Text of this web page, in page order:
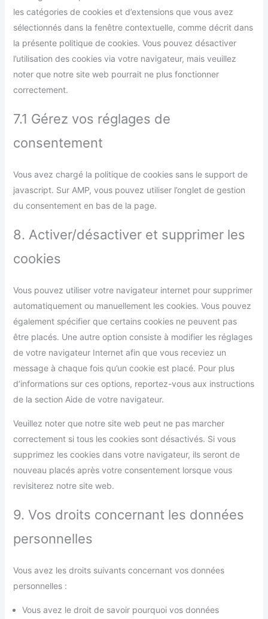
les catégories de cookies et d’extensions que vous avez
sélectionnés dans la fenêtre contextuelle, comme décrit dans
la présente politique de cookies. Vous pouvez désactiver
l’utilisation des cookies via votre navigateur, mais veuillez
noter que notre site web pourrait ne plus fonctionner
correctement.
7.1 Gérez vos réglages de
consentement
Vous avez chargé la politique de cookies sans le support de
javascript. Sur AMP, vous pouvez utiliser l’onglet de gestion
du consentement en bas de la page.
8. Activer/désactiver et supprimer les
cookies
Vous pouvez utiliser votre navigateur internet pour supprimer
automatiquement ou manuellement les cookies. Vous pouvez
également spécifier que certains cookies ne peuvent pas
être placés. Une autre option consiste à modifier les réglages
de votre navigateur Internet afin que vous receviez un
message à chaque fois qu’un cookie est placé. Pour plus
d’informations sur ces options, reportez-vous aux instructions
de la section Aide de votre navigateur.
Veuillez noter que notre site web peut ne pas marcher
correctement si tous les cookies sont désactivés. Si vous
supprimez les cookies dans votre navigateur, ils seront de
nouveau placés après votre consentement lorsque vous
revisiterez notre site web.
9. Vos droits concernant les données
personnelles
Vous avez les droits suivants concernant vos données
personnelles :
Vous avez le droit de savoir pourquoi vos données